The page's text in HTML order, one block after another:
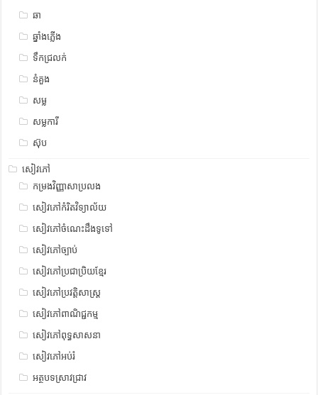
ឆា
ឆ្នាំងភ្លើង
ទឹកជ្រលក់
នំគួង
សម្ល
សម្លការី
ស៊ុប
សៀវភៅ
កម្រងវិញ្ញាសាប្រលង
សៀវភៅកំរិតវិទ្យាល័យ
សៀវភៅចំណេះដឹងទូទៅ
សៀវភៅច្បាប់
សៀវភៅប្រជាប្រិយខ្មែរ
សៀវភៅប្រវត្តិសាស្រ្ត
សៀវភៅពាណិជ្ជកម្ម
សៀវភៅពុទ្ធសាសនា
សៀវភៅអប់រំ
អត្ថបទស្រាវជ្រាវ